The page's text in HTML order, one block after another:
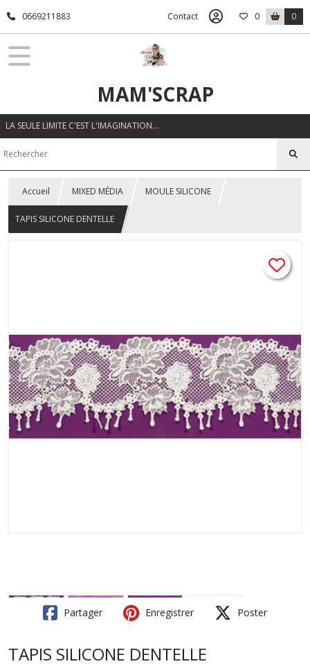
0669211883 Contact 0 0
MAM'SCRAP
LA SEULE LIMITE C'EST L'IMAGINATION…
Accueil MIXED MÉDIA MOULE SILICONE
TAPIS SILICONE DENTELLE
Partager Enregistrer Poster
TAPIS SILICONE DENTELLE